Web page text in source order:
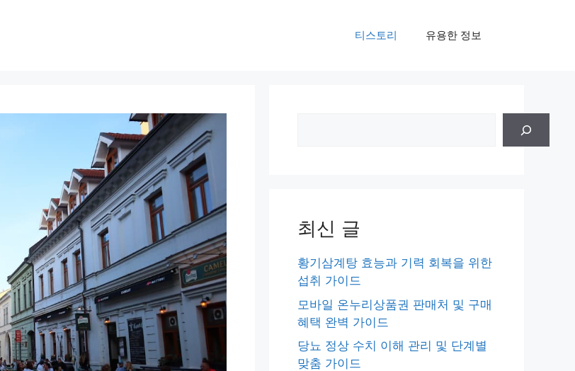
티스토리 유용한 정보
최신 글
황기삼계탕 효능과 기력 회복을 위한
섭취 가이드
모바일 온누리상품권 판매처 및 구매
혜택 완벽 가이드
당뇨 정상 수치 이해 관리 및 단계별
맞춤 가이드